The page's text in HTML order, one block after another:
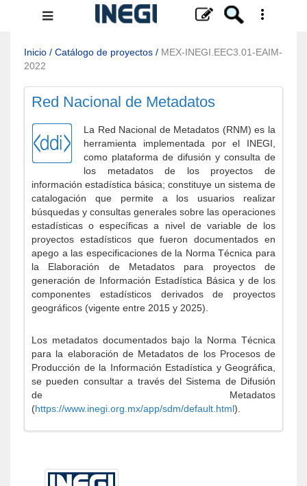
Menú
navegación
Inicio / Catálogo de proyectos / MEX-INEGI.EEC3.01-EAIM-
2022
Red Nacional de Metadatos
La Red Nacional de Metadatos (RNM) es la
herramienta implementada por el INEGI,
como plataforma de difusión y consulta de
los metadatos de los proyectos de
información estadística básica; constituye un sistema de
catalogación que permite a los usuarios realizar
búsquedas y consultas generales sobre las operaciones
estadísticas o específicas a nivel de variable de los
proyectos estadísticos que fueron documentados en
apego a las especificaciones de la Norma Técnica para
la Elaboración de Metadatos para proyectos de
generación de Información Estadística Básica y de los
componentes estadísticos derivados de proyectos
geográficos (vigente entre 2015 y 2025).
Los metadatos documentados bajo la Norma Técnica
para la elaboración de Metadatos de los Procesos de
Producción de la Información Estadística y Geográfica,
se pueden consultar a través del Sistema de Difusión
de Metadatos
(https://www.inegi.org.mx/app/sdm/default.html).